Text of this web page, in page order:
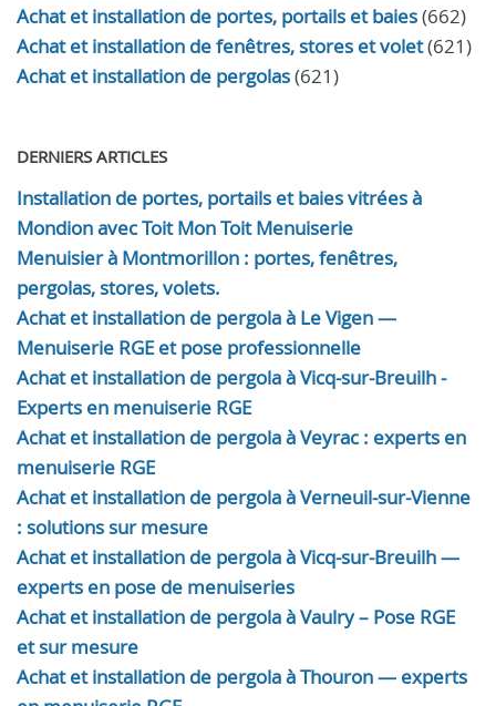
Achat et installation de portes, portails et baies(662)
Achat et installation de fenêtres, stores et volet(621)
Achat et installation de pergolas(621)
DERNIERS ARTICLES
Installation de portes, portails et baies vitrées à
Mondion avec Toit Mon Toit Menuiserie
Menuisier à Montmorillon : portes, fenêtres,
pergolas, stores, volets.
Achat et installation de pergola à Le Vigen —
Menuiserie RGE et pose professionnelle
Achat et installation de pergola à Vicq-sur-Breuilh -
Experts en menuiserie RGE
Achat et installation de pergola à Veyrac : experts en
menuiserie RGE
Achat et installation de pergola à Verneuil-sur-Vienne
: solutions sur mesure
Achat et installation de pergola à Vicq-sur-Breuilh —
experts en pose de menuiseries
Achat et installation de pergola à Vaulry – Pose RGE
et sur mesure
Achat et installation de pergola à Thouron — experts